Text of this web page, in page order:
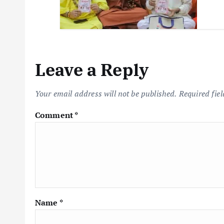
Leave a Reply
Your email address will not be published. Required
Comment*
Name *